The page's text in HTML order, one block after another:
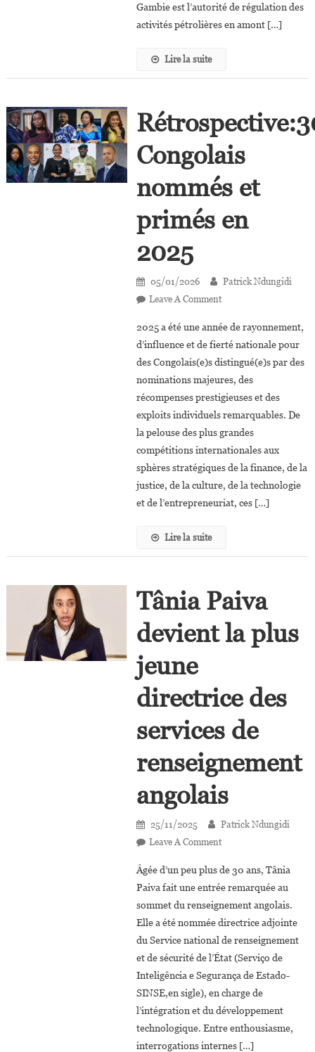
Gambie
Gambie est l’autorité de régulation des
activités pétrolières en amont […]
Lire la suite
Congolais
nommés et
primés en
2025
05/01/2026
Patrick Ndungidi
Leave A CommentOn
Congolais
Nommés
Et
Primés
En
2025
2025 a été une année de rayonnement,
d’influence et de fierté nationale pour
des Congolais(e)s distingué(e)s par des
nominations majeures, des
récompenses prestigieuses et des
exploits individuels remarquables. De
la pelouse des plus grandes
compétitions internationales aux
sphères stratégiques de la finance, de la
justice, de la culture, de la technologie
et de l’entrepreneuriat, ces […]
Lire la suite
Tânia Paiva
devient la plus
jeune
directrice des
services de
renseignement
angolais
25/11/2025
Patrick Ndungidi
Leave A CommentOn
Paiva
Devient
La
Plus
Jeune
Directrice
Services
Renseignement
Âgée d’un peu plus de 30 ans, Tânia
Paiva fait une entrée remarquée au
sommet du renseignement angolais.
Elle a été nommée directrice adjointe
du Service national de renseignement
et de sécurité de l’État (Serviço de
Inteligência e Segurança de Estado-
SINSE,en sigle), en charge de
l’intégration et du développement
technologique. Entre enthousiasme,
interrogations internes […]